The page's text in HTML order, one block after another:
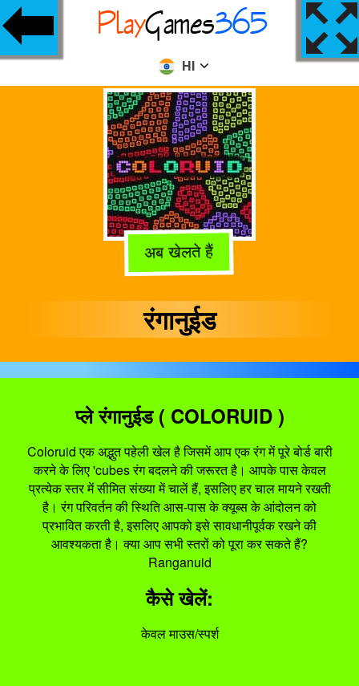
HI
अब खेलते हैं
रंगानुईड
प्ले रंगानुईड ( COLORUID )
Coloruid एक अद्भुत पहेली खेल है जिसमें आप एक रंग में पूरे बोर्ड बारी
करने के लिए 'cubes रंग बदलने की जरूरत है। आपके पास केवल
प्रत्येक स्तर में सीमित संख्या में चालें हैं, इसलिए हर चाल मायने रखती
है। रंग परिवर्तन की स्थिति आस-पास के क्यूब्स के आंदोलन को
प्रभावित करती है, इसलिए आपको इसे सावधानीपूर्वक रखने की
आवश्यकता है। क्या आप सभी स्तरों को पूरा कर सकते हैं?
Ranganuid
कैसे खेलें:
केवल माउस/स्पर्श